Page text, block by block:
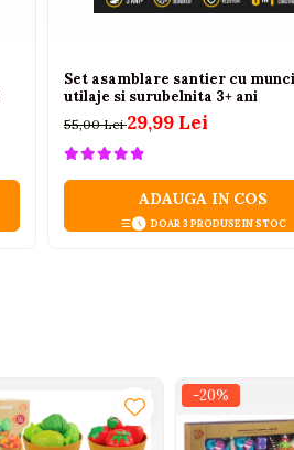
Set asamblare santier cu
utilaje si surubelnita 3+ ani
55,00 Lei29,99 Lei
ADAUGA IN COS
DOAR 3 PRODUSE IN STOC
-20%